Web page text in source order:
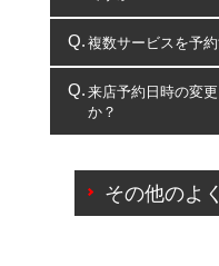
コクピット・タイ
複数サービスを予
複数サービスのご
一部の商品・サービス
出来ないものもございま
来店予約日時の変
か？
ご来店予約日の3営
の日時変更につき
その他のよ